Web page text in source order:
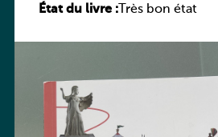
État du livre :Très bon état